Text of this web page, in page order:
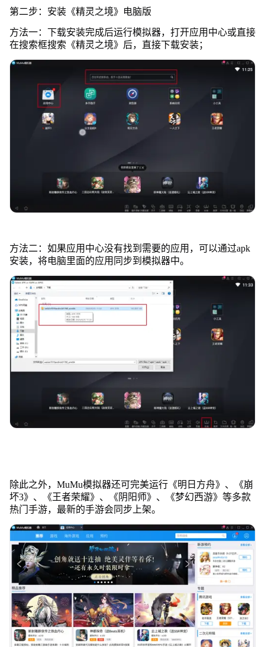
第二步：安装《精灵之境》电脑版
方法一：下载安装完成后运行模拟器，打开应用中心或直接
在搜索框搜索《精灵之境》后，直接下载安装；
方法二：如果应用中心没有找到需要的应用，可以通过apk
安装，将电脑里面的应用同步到模拟器中。
除此之外，MuMu模拟器还可完美运行《明日方舟》、《崩
坏3》、《王者荣耀》、《阴阳师》、《梦幻西游》等多款
热门手游，最新的手游会同步上架。